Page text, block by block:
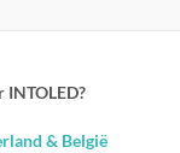
& België